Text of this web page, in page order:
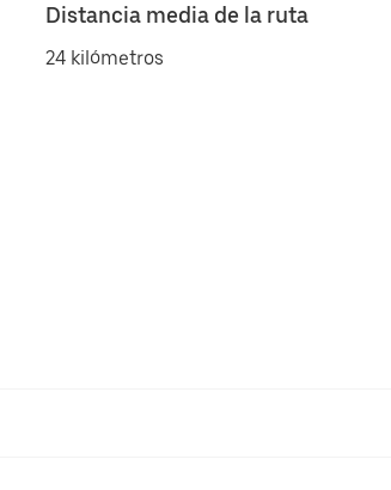
Distancia media de la ruta
24 kilómetros